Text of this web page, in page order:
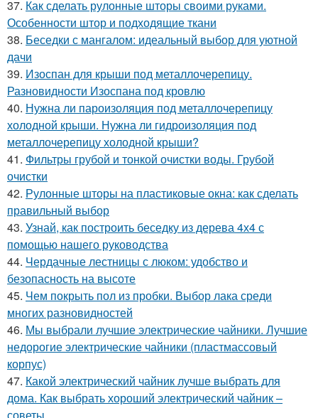
37. Как сделать рулонные шторы своими руками.
Особенности штор и подходящие ткани
38. Беседки с мангалом: идеальный выбор для уютной
дачи
39. Изоспан для крыши под металлочерепицу.
Разновидности Изоспана под кровлю
40. Нужна ли пароизоляция под металлочерепицу
холодной крыши. Нужна ли гидроизоляция под
металлочерепицу холодной крыши?
41. Фильтры грубой и тонкой очистки воды. Грубой
очистки
42. Рулонные шторы на пластиковые окна: как сделать
правильный выбор
43. Узнай, как построить беседку из дерева 4х4 с
помощью нашего руководства
44. Чердачные лестницы с люком: удобство и
безопасность на высоте
45. Чем покрыть пол из пробки. Выбор лака среди
многих разновидностей
46. Мы выбрали лучшие электрические чайники. Лучшие
недорогие электрические чайники (пластмассовый
корпус)
47. Какой электрический чайник лучше выбрать для
дома. Как выбрать хороший электрический чайник –